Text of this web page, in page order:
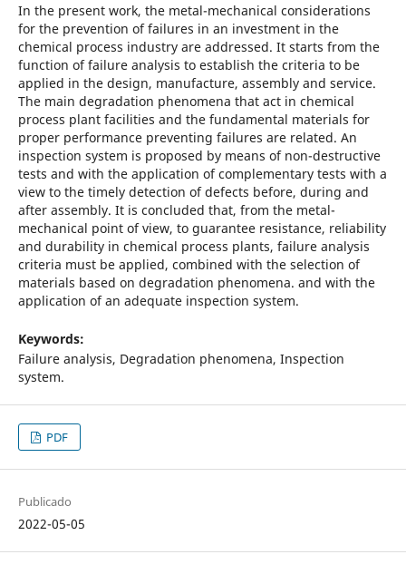
In the present work, the metal-mechanical considerations
for the prevention of failures in an investment in the
chemical process industry are addressed. It starts from the
function of failure analysis to establish the criteria to be
applied in the design, manufacture, assembly and service.
The main degradation phenomena that act in chemical
process plant facilities and the fundamental materials for
proper performance preventing failures are related. An
inspection system is proposed by means of non-destructive
tests and with the application of complementary tests with a
view to the timely detection of defects before, during and
after assembly. It is concluded that, from the metal-
mechanical point of view, to guarantee resistance, reliability
and durability in chemical process plants, failure analysis
criteria must be applied, combined with the selection of
materials based on degradation phenomena. and with the
application of an adequate inspection system.
Keywords:
Failure analysis, Degradation phenomena, Inspection
system.
PDF
Publicado
2022-05-05